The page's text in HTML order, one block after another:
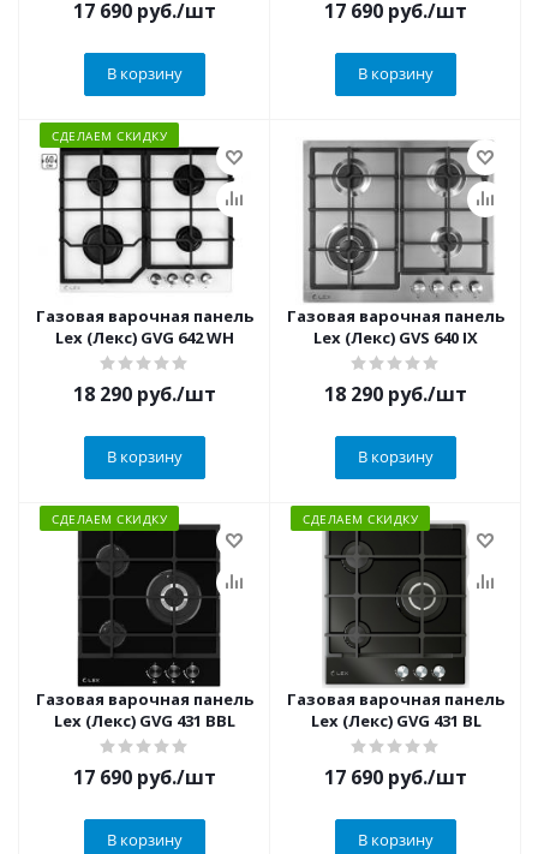
17 690 руб./шт
В корзину
17 690 руб./шт
В корзину
СДЕЛАЕМ СКИДКУ
Газовая варочная панель
Lex (Лекс) GVG 642 WH
18 290 руб./шт
В корзину
Газовая варочная панель
Lex (Лекс) GVS 640 IX
18 290 руб./шт
В корзину
СДЕЛАЕМ СКИДКУ
Газовая варочная панель
Lex (Лекс) GVG 431 BBL
17 690 руб./шт
В корзину
СДЕЛАЕМ СКИДКУ
Газовая варочная панель
Lex (Лекс) GVG 431 BL
17 690 руб./шт
В корзину